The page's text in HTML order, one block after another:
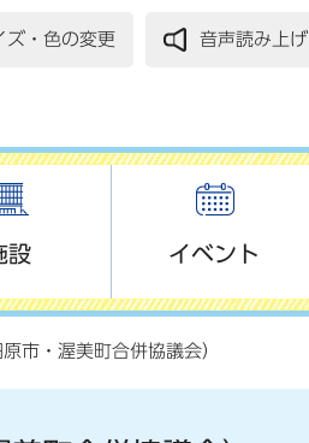
ズ・色の変更 音声読み上げ
設 イベント
市・渥美町合併協議会）